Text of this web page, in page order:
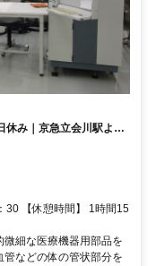
休み｜京急立会川駅より
30 【休憩時間】 1時間15
細な医療機器用部品を
などの体の管状部分を